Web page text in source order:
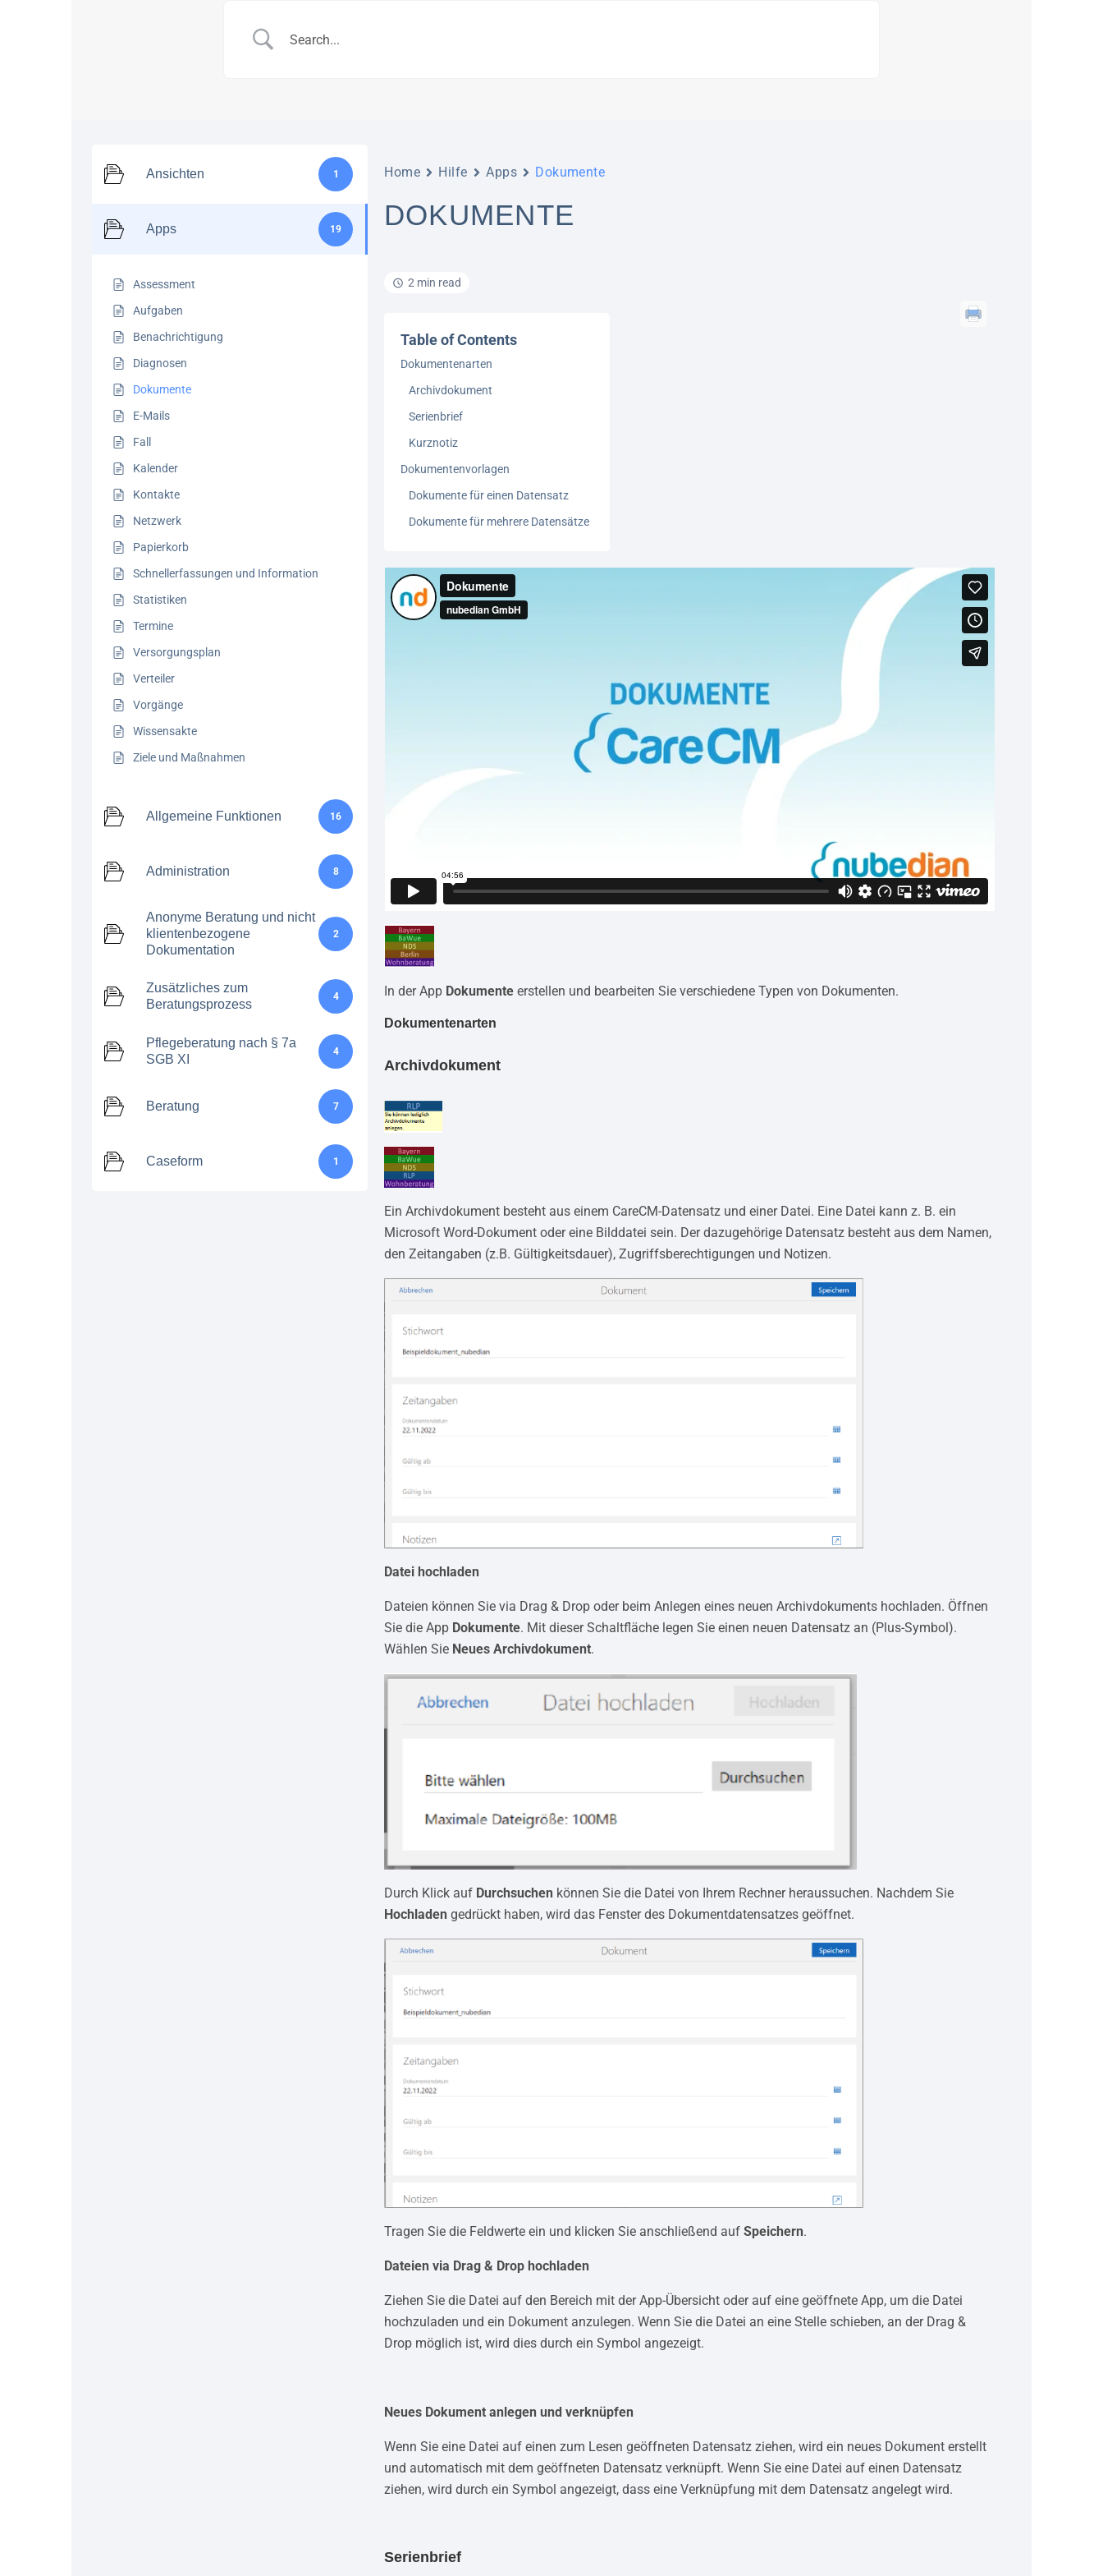
Ansichten 1
Apps 19
Assessment
Aufgaben
Benachrichtigung
Diagnosen
Dokumente
E-Mails
Fall
Kalender
Kontakte
Netzwerk
Papierkorb
Schnellerfassungen und Information
Statistiken
Termine
Versorgungsplan
Verteiler
Vorgänge
Wissensakte
Ziele und Maßnahmen
Allgemeine Funktionen 16
Administration 8
Anonyme Beratung und nicht
klientenbezogene
Dokumentation
2
Zusätzliches zum
Beratungsprozess
4
Pflegeberatung nach § 7a
SGB XI
4
Beratung 7
Caseform 1
Home Hilfe Apps Dokumente
DOKUMENTE
2 min read
Table of Contents
Dokumentenarten
Archivdokument
Serienbrief
Kurznotiz
Dokumentenvorlagen
Dokumente für einen Datensatz
Dokumente für mehrere Datensätze
In der App Dokumente erstellen und bearbeiten Sie verschiedene Typen von Dokumenten.
Dokumentenarten
Archivdokument
Ein Archivdokument besteht aus einem CareCM-Datensatz und einer Datei. Eine Datei kann z. B. ein
Microsoft Word-Dokument oder eine Bilddatei sein. Der dazugehörige Datensatz besteht aus dem Namen,
den Zeitangaben (z.B. Gültigkeitsdauer), Zugriffsberechtigungen und Notizen.
Datei hochladen
Dateien können Sie via Drag & Drop oder beim Anlegen eines neuen Archivdokuments hochladen. Öffnen
Sie die App Dokumente. Mit dieser Schaltfläche legen Sie einen neuen Datensatz an (Plus-Symbol).
Wählen Sie Neues Archivdokument.
Durch Klick auf Durchsuchen können Sie die Datei von Ihrem Rechner heraussuchen. Nachdem Sie
Hochladen gedrückt haben, wird das Fenster des Dokumentdatensatzes geöffnet.
Tragen Sie die Feldwerte ein und klicken Sie anschließend auf Speichern.
Dateien via Drag & Drop hochladen
Ziehen Sie die Datei auf den Bereich mit der App-Übersicht oder auf eine geöffnete App, um die Datei
hochzuladen und ein Dokument anzulegen. Wenn Sie die Datei an eine Stelle schieben, an der Drag &
Drop möglich ist, wird dies durch ein Symbol angezeigt.
Neues Dokument anlegen und verknüpfen
Wenn Sie eine Datei auf einen zum Lesen geöffneten Datensatz ziehen, wird ein neues Dokument erstellt
und automatisch mit dem geöffneten Datensatz verknüpft. Wenn Sie eine Datei auf einen Datensatz
ziehen, wird durch ein Symbol angezeigt, dass eine Verknüpfung mit dem Datensatz angelegt wird.
Serienbrief